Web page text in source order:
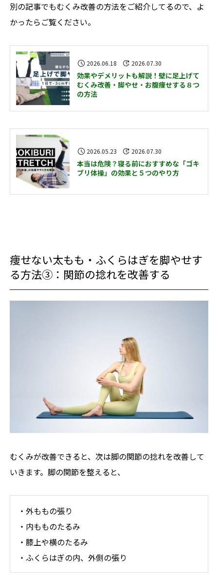
別の記事でもむくみ改善の方法をご紹介してるので、よ
かったらご覧ください。
2026.06.18 2026.07.30
効果やデメリットも解説！壁に足上げて
むくみ改善・脚やせ・お腹痩せする８つ
の方法
2026.05.23 2026.07.30
本当は危険？寝る前におすすめな「ゴキ
ブリ体操」の効果と５つのやり方
痩せない太もも・ふくらはぎを脚やせす
る方法③：関節の捻れを改善する
むくみが改善できると、次は脚の関節の捻れを改善して
いきます。脚の関節を整えると、
・外ももの張り
・内もものたるみ
・膝上や横のたるみ
・ふくらはぎの内、外側の張り
 